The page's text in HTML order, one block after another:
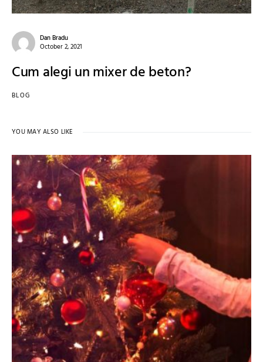
Dan Bradu
October 2, 2021
Cum alegi un mixer de beton?
BLOG
YOU MAY ALSO LIKE